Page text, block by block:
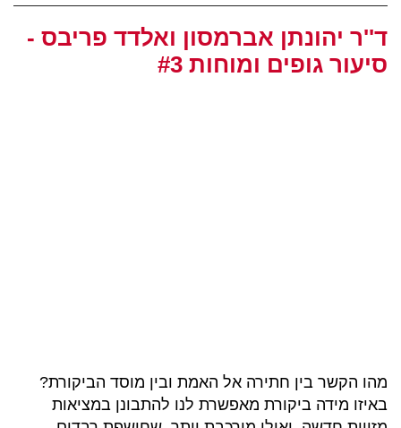
ד''ר יהונתן אברמסון ואלדד פריבס -
סיעור גופים ומוחות #3
מהו הקשר בין חתירה אל האמת ובין מוסד הביקורת?
באיזו מידה ביקורת מאפשרת לנו להתבונן במציאות